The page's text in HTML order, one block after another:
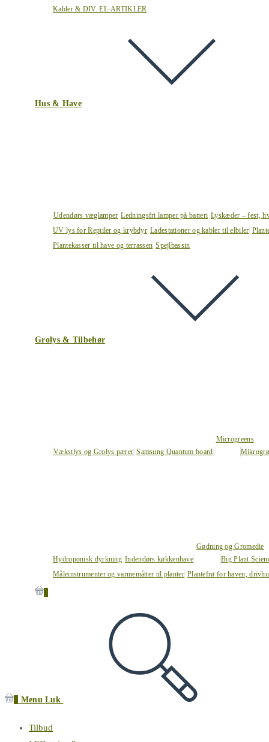
Kabler & DIV. EL-ARTIKLER
Hus & Have
Udendørs væglamper Ledningsfri lamper på batteri Lyskæder – fest,
UV lys for Reptiler og krybdyr Ladestationer og kabler til elbiler
Plantekasser til have og terrassen Spejlbassin
Grolys & Tilbehør
Vækstlys og Grolys pærer Samsung Quantum board
Microgreens
Hydroponisk dyrkning Indendørs køkkenhave
Gødning og Gromedie
Big Plant
Måleinstrumenter og varmemåtter til planter Plantefrø for haven,
Menu Luk
Tilbud